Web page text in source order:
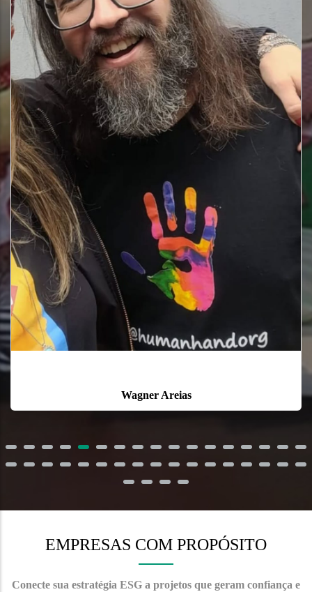
Leonardo Melo
Voluntario
EMPRESAS COM PROPÓSITO
Conecte sua estratégia ESG a projetos que geram confiança e